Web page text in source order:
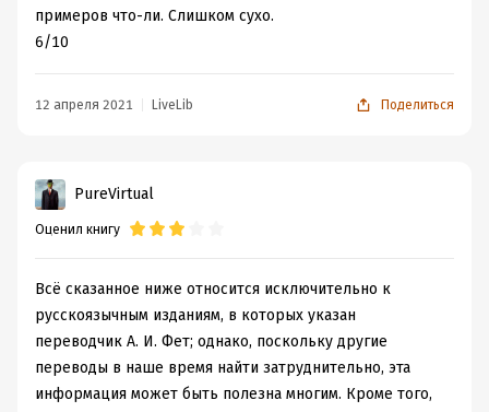
примеров что-ли. Слишком сухо.
6/10
12 апреля 2021 LiveLib Поделиться
PureVirtual
Оценил книгу
Всё сказанное ниже относится исключительно к
русскоязычным изданиям, в которых указан
переводчик А. И. Фет; однако, поскольку другие
переводы в наше время найти затруднительно, эта
информация может быть полезна многим. Кроме того,